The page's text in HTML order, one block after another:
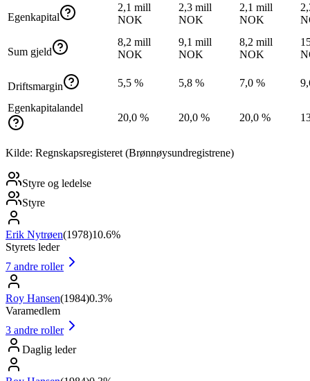
Egenkapital
2,1 mill
NOK
2,3 mill
NOK
2,1 mill
NOK
Sum gjeld
8,2 mill
NOK
9,1 mill
NOK
8,2 mill
NOK
Driftsmargin 5,5 % 5,8 % 7,0 %
Egenkapitalandel
20,0 %
20,0 % 20,0 %
Kilde: Regnskapsregisteret (Brønnøysundregistrene)
Styre og ledelse
Styre
Erik Nytrøen(1978)10.6%
Styrets leder
7 andre roller
Roy Hansen(1984)0.3%
Varamedlem
3 andre roller
Daglig leder